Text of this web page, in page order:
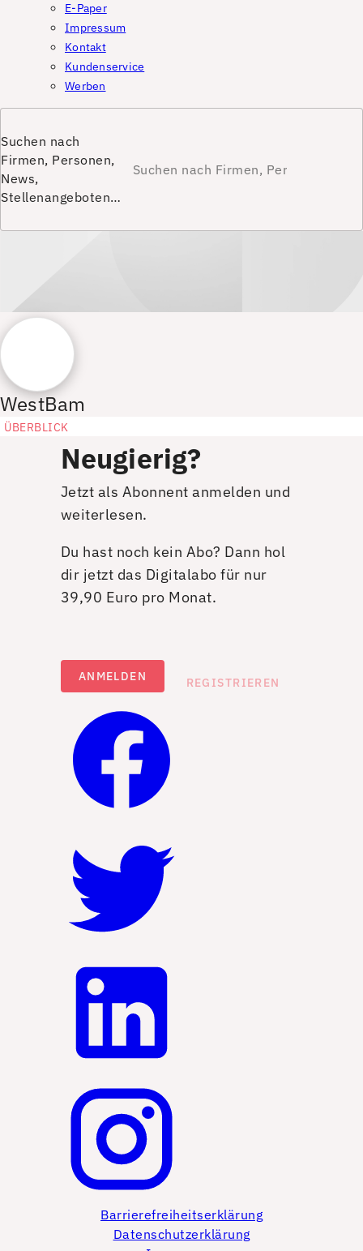
E-Paper
Impressum
Kontakt
Kundenservice
Werben
Suchen nach
Firmen, Personen,
News,
Stellenangeboten…
WestBam
ÜBERBLICK
Neugierig?
Jetzt als Abonnent anmelden und
weiterlesen.
Du hast noch kein Abo? Dann hol
dir jetzt das Digitalabo für nur
39,90 Euro pro Monat.
ANMELDEN REGISTRIEREN
Barrierefreiheitserklärung
Datenschutzerklärung